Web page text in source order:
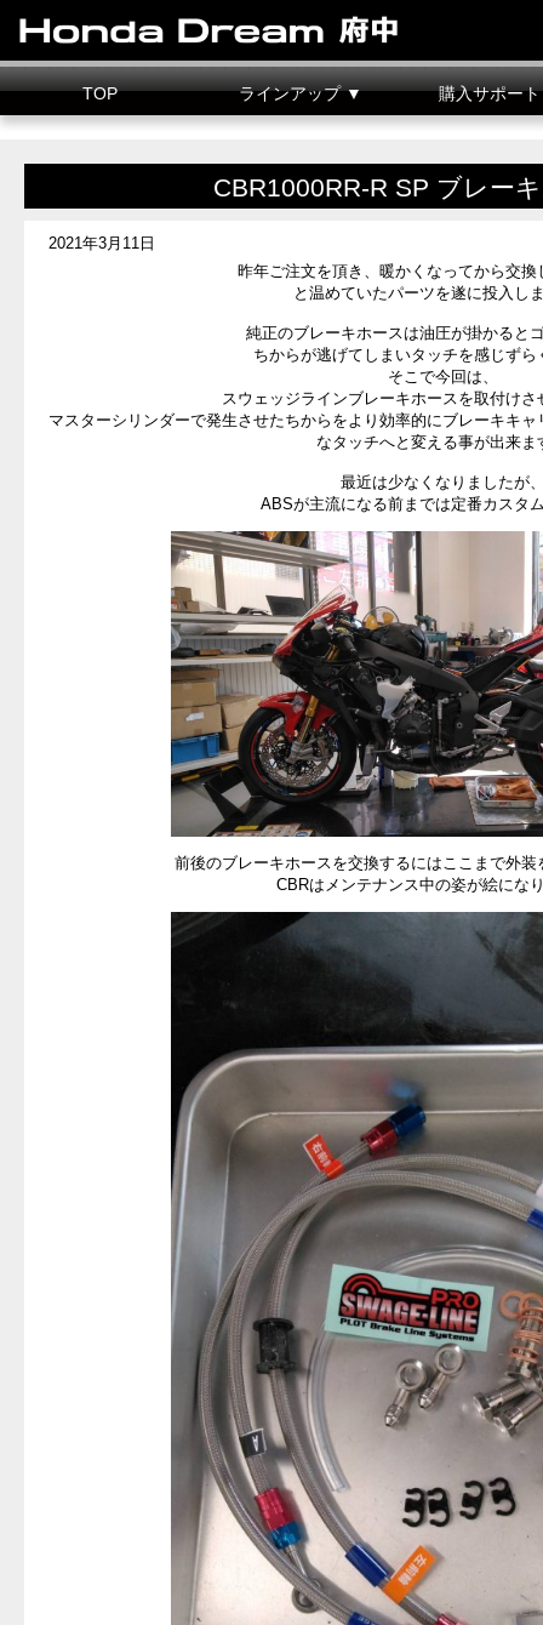
TOP ラインアップ ▼ 購入サポー
CBR1000RR-R SP ブレー
2021年3月11日
昨年ご注文を頂き、暖かくなってから交換
と温めていたパーツを遂に投入し
純正のブレーキホースは油圧が掛かると
ちからが逃げてしまいタッチを感じずら
そこで今回は、
スウェッジラインブレーキホースを取付けさ
マスターシリンダーで発生させたちからをより効率的にブレーキキ
なタッチへと変える事が出来ま
最近は少なくなりましたが
ABSが主流になる前までは定番カスタ
前後のブレーキホースを交換するにはここまで外
CBRはメンテナンス中の姿が絵にな